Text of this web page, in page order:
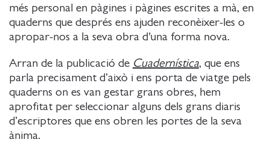
més personal en pàgines i pàgines escrites a mà, en
quaderns que després ens ajuden reconèixer-les o
apropar-nos a la seva obra d'una forma nova.
Arran de la publicació de Cuadernística, que ens
parla precisament d’això i ens porta de viatge pels
quaderns on es van gestar grans obres, hem
aprofitat per seleccionar alguns dels grans diaris
d’escriptores que ens obren les portes de la seva
ànima.